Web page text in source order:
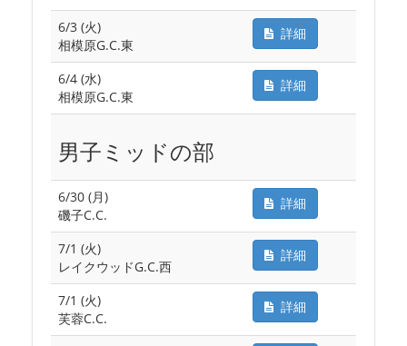
6/3 (火)
相模原G.C.東
詳細
6/4 (水)
相模原G.C.東
詳細
男子ミッドの部
6/30 (月)
磯子C.C.
詳細
7/1 (火)
レイクウッドG.C.西
詳細
7/1 (火)
芙蓉C.C.
詳細